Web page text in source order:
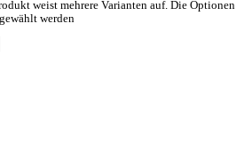
weist mehrere Varianten auf. Die Optionen
werden